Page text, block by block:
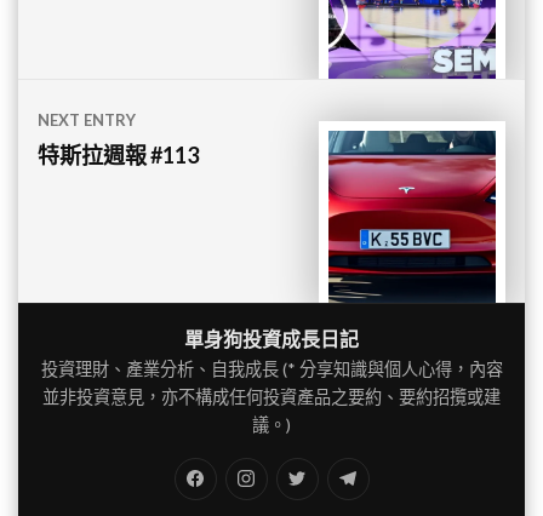
NEXT ENTRY
特斯拉週報 #113
單身狗投資成長日記
投資理財、產業分析、自我成長 (* 分享知識與個人心得，內容
並非投資意見，亦不構成任何投資產品之要約、要約招攬或建
議。)
Twitter